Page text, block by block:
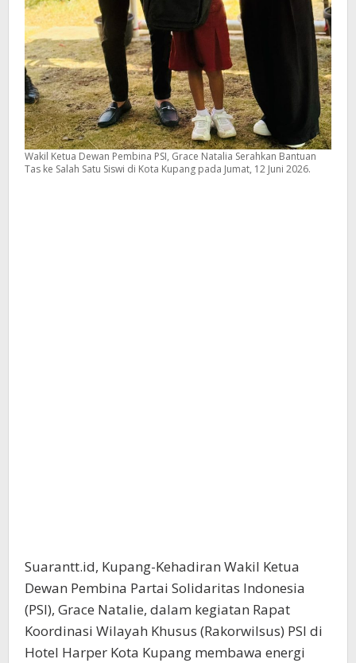
Wakil Ketua Dewan Pembina PSI, Grace Natalia Serahkan Bantuan
Tas ke Salah Satu Siswi di Kota Kupang pada Jumat, 12 Juni 2026.
Suarantt.id, Kupang-Kehadiran Wakil Ketua
Dewan Pembina Partai Solidaritas Indonesia
(PSI), Grace Natalie, dalam kegiatan Rapat
Koordinasi Wilayah Khusus (Rakorwilsus) PSI di
Hotel Harper Kota Kupang membawa energi